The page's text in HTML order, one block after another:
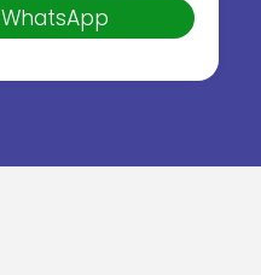
WhatsApp